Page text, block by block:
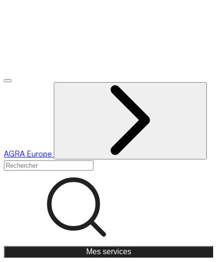
AGRA Europe
Mes services